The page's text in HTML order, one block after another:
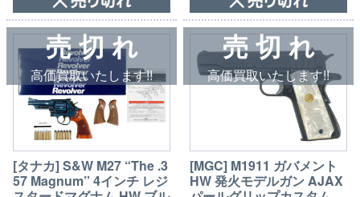
売 切 れ
高価買取いたします!!
[タナカ] S&W M27 “The .3
57 Magnum” 4インチ レジ
売 切 れ
高価買取いたします!!
[MGC] M1911 ガバメント
HW 発火モデルガン AJAX